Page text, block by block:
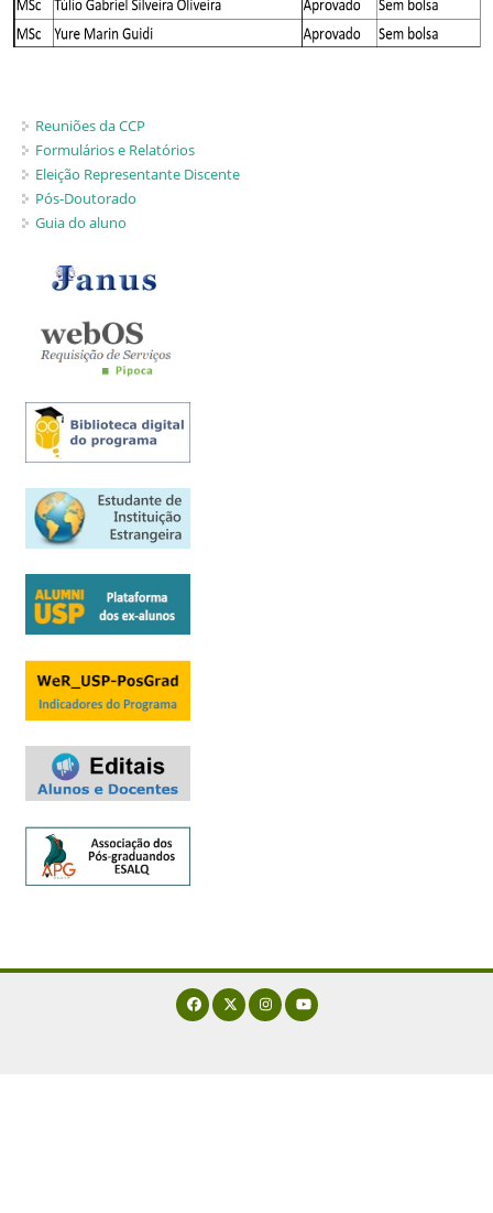
Reuniões da CCP
Formulários e Relatórios
Eleição Representante Discente
Pós-Doutorado
Guia do aluno